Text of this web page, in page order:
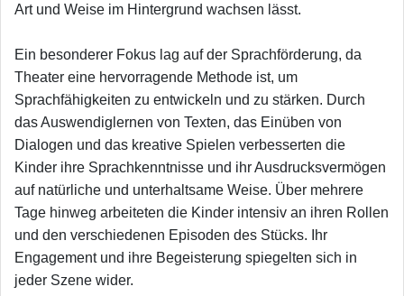
Art und Weise im Hintergrund wachsen lässt.
Ein besonderer Fokus lag auf der Sprachförderung, da
Theater eine hervorragende Methode ist, um
Sprachfähigkeiten zu entwickeln und zu stärken. Durch
das Auswendiglernen von Texten, das Einüben von
Dialogen und das kreative Spielen verbesserten die
Kinder ihre Sprachkenntnisse und ihr Ausdrucksvermögen
auf natürliche und unterhaltsame Weise. Über mehrere
Tage hinweg arbeiteten die Kinder intensiv an ihren Rollen
und den verschiedenen Episoden des Stücks. Ihr
Engagement und ihre Begeisterung spiegelten sich in
jeder Szene wider.